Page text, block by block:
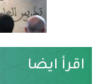
اقرأ ايضا